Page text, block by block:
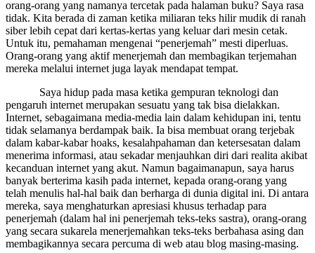
orang-orang yang namanya tercetak pada halaman buku? Saya rasa
tidak. Kita berada di zaman ketika miliaran teks hilir mudik di ranah
siber lebih cepat dari kertas-kertas yang keluar dari mesin cetak.
Untuk itu, pemahaman mengenai “penerjemah” mesti diperluas.
Orang-orang yang aktif menerjemah dan membagikan terjemahan
mereka melalui internet juga layak mendapat tempat.
Saya hidup pada masa ketika gempuran teknologi dan
pengaruh internet merupakan sesuatu yang tak bisa dielakkan.
Internet, sebagaimana media-media lain dalam kehidupan ini, tentu
tidak selamanya berdampak baik. Ia bisa membuat orang terjebak
dalam kabar-kabar hoaks, kesalahpahaman dan ketersesatan dalam
menerima informasi, atau sekadar menjauhkan diri dari realita akibat
kecanduan internet yang akut. Namun bagaimanapun, saya harus
banyak berterima kasih pada internet, kepada orang-orang yang
telah menulis hal-hal baik dan berharga di dunia digital ini. Di antara
mereka, saya menghaturkan apresiasi khusus terhadap para
penerjemah (dalam hal ini penerjemah teks-teks sastra), orang-orang
yang secara sukarela menerjemahkan teks-teks berbahasa asing dan
membagikannya secara percuma di web atau blog masing-masing.